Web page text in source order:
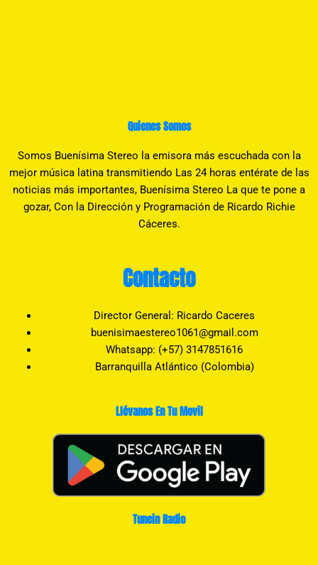
Quienes Somos
Somos Buenísima Stereo la emisora más escuchada con la
mejor música latina transmitiendo Las 24 horas entérate de las
noticias más importantes, Buenísima Stereo La que te pone a
gozar, Con la Dirección y Programación de Ricardo Richie
Cáceres.
Contacto
Director General: Ricardo Caceres
buenisimaestereo1061@gmail.com
Whatsapp: (+57) 3147851616
Barranquilla Atlántico (Colombia)
Llévanos En Tu Movil
Tunein Radio